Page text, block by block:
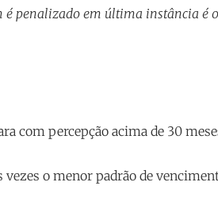
penalizado em última instância é
com percepção acima de 30
o menor padrão de